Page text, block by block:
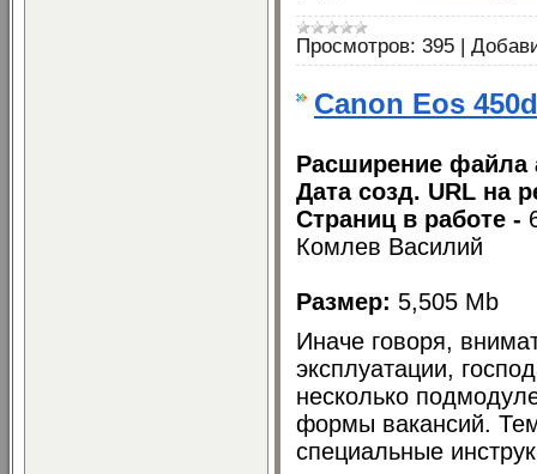
Просмотров: 395 |
Canon Eos
Расширение файла
Дата созд. URL на
Страниц в работе -
Комлев Василий
Размер: 5,505 Mb
Иначе говоря,
эксплуатации,
несколько
формы вакансий.
специальные